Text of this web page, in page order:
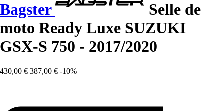
Bagster
Selle de
moto Ready Luxe SUZUKI
GSX-S 750 - 2017/2020
430,00 € 387,00 € -10%